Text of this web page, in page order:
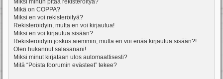
Miksi minun pitää rekisteröityä?
Mikä on COPPA?
Miksi en voi rekisteröityä?
Rekisteröidyin, mutta en voi kirjautua!
Miksi en voi kirjautua sisään?
Rekisteröidyin joskus aiemmin, mutta en voi enää kirjautua sisään?!
Olen hukannut salasanani!
Miksi minut kirjataan ulos automaattisesti?
Mitä “Poista foorumin evästeet” tekee?